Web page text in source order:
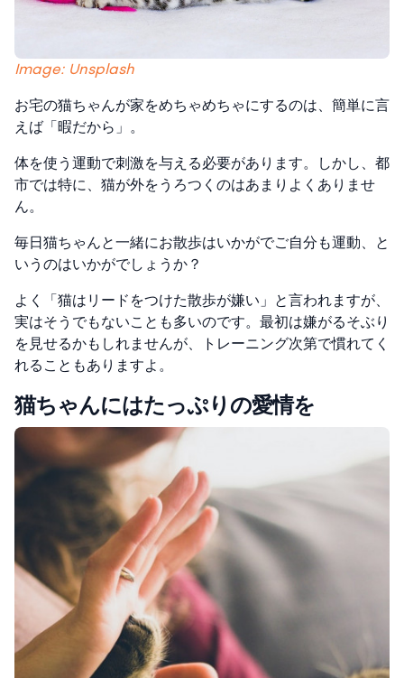
Image: Unsplash
お宅の猫ちゃんが家をめちゃめちゃにするのは、簡単に言
えば「暇だから」。
体を使う運動で刺激を与える必要があります。しかし、都
市では特に、猫が外をうろつくのはあまりよくありませ
ん。
毎日猫ちゃんと一緒にお散歩はいかがでご自分も運動、と
いうのはいかがでしょうか？
よく「猫はリードをつけた散歩が嫌い」と言われますが、
実はそうでもないことも多いのです。最初は嫌がるそぶり
を見せるかもしれませんが、トレーニング次第で慣れてく
れることもありますよ。
猫ちゃんにはたっぷりの愛情を